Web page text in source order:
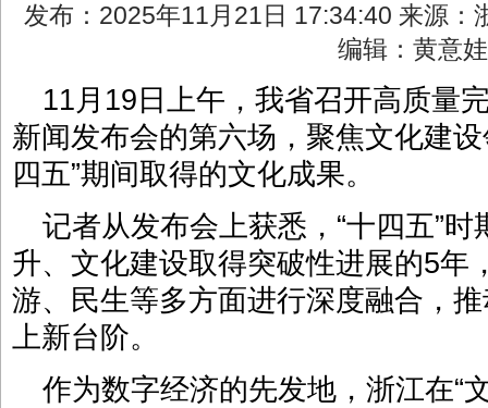
发布：2025年11月21日 17:34:40 来源
编辑：黄意
11月19日上午，我省召开高质量
新闻发布会的第六场，聚焦文化建
四五”期间取得的文化成果。
记者从发布会上获悉，“十四五”
升、文化建设取得突破性进展的5年
游、民生等多方面进行深度融合，
上新台阶。
作为数字经济的先发地，浙江在“